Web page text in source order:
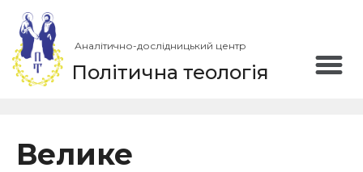
Аналітично-дослідницький центр
Політична теологія
Велике